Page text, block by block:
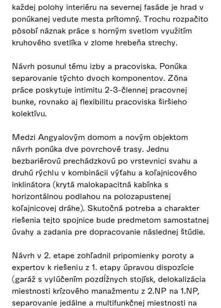
každej polohy interiéru na severnej fasáde je hrad v
ponúkanej vedute mesta prítomný. Trochu rozpačito
pôsobí náznak práce s horným svetlom využitím
kruhového svetlíka v zlome hrebeňa strechy.
Návrh posunul tému izby a pracoviska. Ponúka
separovanie týchto dvoch komponentov. Zóna
práce poskytuje intimitu 2-3-člennej pracovnej
bunke, rovnako aj flexibilitu pracoviska širšieho
kolektívu.
Medzi Angyalovým domom a novým objektom
návrh ponúka dve povrchové trasy. Jednu
bezbariérovú prechádzkovú po vrstevnici svahu a
druhú rýchlu v kombinácii výťahu a koľajnicového
inklinátora (krytá malokapacitná kabínka s
horizontálnou podlahou na polozapustenej
koľajnicovej dráhe). Skutočná potreba a charakter
riešenia tejto spojnice bude predmetom samostatnej
úvahy a zadania pre dopracovanie následnej štúdie.
Návrh v 2. etape zohľadnil pripomienky poroty a
expertov k riešeniu z 1. etapy úpravou dispozície
(garáž s vylúčením pozdĺžnych stojísk, delokalizácia
miestnosti krízového manažmentu z 2.NP na 1.NP,
separovanie jedálne a multifunkčnej miestnosti na